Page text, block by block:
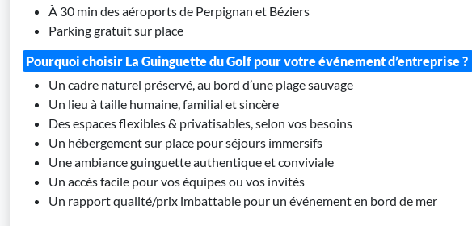
À 30 min des aéroports de Perpignan et Béziers
Parking gratuit sur place
Pourquoi choisir La Guinguette du Golf pour votre événement d’entreprise ?
Un cadre naturel préservé, au bord d’une plage sauvage
Un lieu à taille humaine, familial et sincère
Des espaces flexibles & privatisables, selon vos besoins
Un hébergement sur place pour séjours immersifs
Une ambiance guinguette authentique et conviviale
Un accès facile pour vos équipes ou vos invités
Un rapport qualité/prix imbattable pour un événement en bord de mer